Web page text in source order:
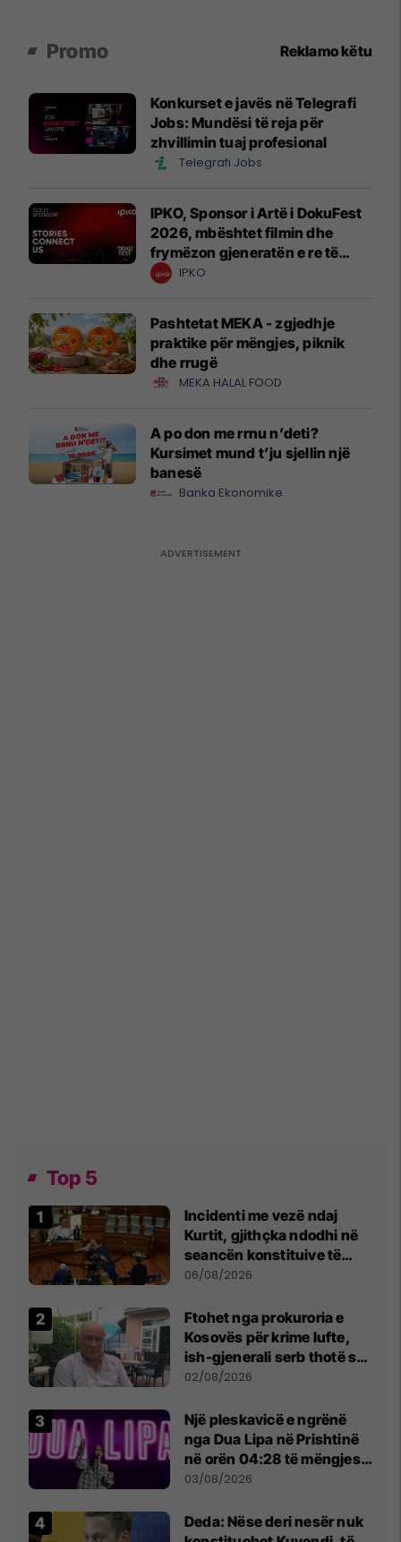
Promo Reklamo këtu
Konkurset e javës në Telegrafi
Jobs: Mundësi të reja për
zhvillimin tuaj profesional
Telegrafi Jobs
IPKO, Sponsor i Artë i DokuFest
2026, mbështet filmin dhe
frymëzon gjeneratën e re të
krijuesve
IPKO
Pashtetat MEKA - zgjedhje
praktike për mëngjes, piknik
dhe rrugë
MEKA HALAL FOOD
A po don me rrnu n’deti?
Kursimet mund t’ju sjellin një
banesë
Banka Ekonomike
Top 5
Incidenti me vezë ndaj
Kurtit, gjithçka ndodhi në
seancën konstituive të
Kuvendit
06/08/2026
Ftohet nga prokuroria e
Kosovës për krime lufte,
ish-gjenerali serb thotë se
dikush e tradhtoi në
02/08/2026
Një pleskavicë e ngrënë
nga Dua Lipa në Prishtinë
në orën 04:28 të mëngjesit
- dhe bota digjitale serbe
03/08/2026
Deda: Nëse deri nesër nuk